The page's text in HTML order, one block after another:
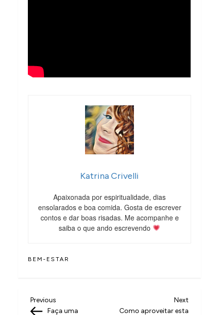
Katrina Crivelli
Apaixonada por espiritualidade, dias
ensolarados e boa comida. Gosta de escrever
contos e dar boas risadas. Me acompanhe e
saiba o que ando escrevendo
BEM-ESTAR
N
Previous
Post
Previous
Faça uma
Next
Post
Next
Como aproveitar esta